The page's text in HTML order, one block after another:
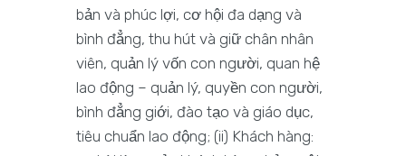
bản và phúc lợi, cơ hội đa dạng và
bình đẳng, thu hút và giữ chân nhân
viên, quản lý vốn con người, quan hệ
lao động – quản lý, quyền con người,
bình đẳng giới, đào tạo và giáo dục,
tiêu chuẩn lao động; (ii) Khách hàng: